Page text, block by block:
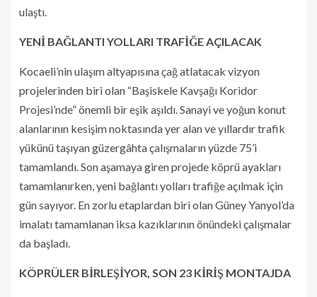
ulaştı.
YENİ BAĞLANTI YOLLARI TRAFİĞE AÇILACAK
Kocaeli’nin ulaşım altyapısına çağ atlatacak vizyon
projelerinden biri olan “Başiskele Kavşağı Koridor
Projesi’nde” önemli bir eşik aşıldı. Sanayi ve yoğun konut
alanlarının kesişim noktasında yer alan ve yıllardır trafik
yükünü taşıyan güzergâhta çalışmaların yüzde 75’i
tamamlandı. Son aşamaya giren projede köprü ayakları
tamamlanırken, yeni bağlantı yolları trafiğe açılmak için
gün sayıyor. En zorlu etaplardan biri olan Güney Yanyol’da
imalatı tamamlanan iksa kazıklarının önündeki çalışmalar
da başladı.
KÖPRÜLER BİRLEŞİYOR, SON 23 KİRİŞ MONTAJDA